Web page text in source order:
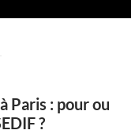
Paris : pour ou
?